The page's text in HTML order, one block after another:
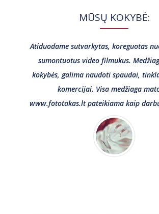
MŪSŲ KOKYBĖ:
Atiduodame sutvarkytas, koreguotas
sumontuotus video filmukus.
kokybės, galima naudoti spaudai,
komercijai. Visa medžiaga
www.fototakas.lt pateikiama kaip